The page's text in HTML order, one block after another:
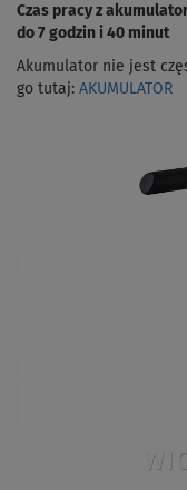
Czas pracy z
do 7 godzin i 40 minut
Akumulator nie jest
go tutaj: AKUMULATOR